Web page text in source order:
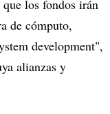
los fondos irán
de cómputo,
development",
alianzas y